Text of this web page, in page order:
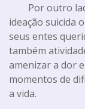
Por outro
ideação suicida
seus entes
também
amenizar a dor
momentos de
a vida.